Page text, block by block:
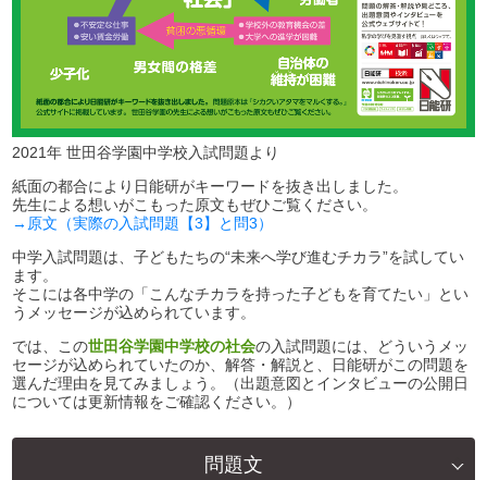
2021年 世田谷学園中学校入試問題より
紙面の都合により日能研がキーワードを抜き出しました。
先生による想いがこもった原文もぜひご覧ください。
→原文（実際の入試問題【3】と問3）
中学入試問題は、子どもたちの“未来へ学び進むチカラ”を試してい
ます。
そこには各中学の「こんなチカラを持った子どもを育てたい」とい
うメッセージが込められています。
では、この世田谷学園中学校の社会の入試問題には、どういうメッ
セージが込められていたのか、解答・解説と、日能研がこの問題を
選んだ理由を見てみましょう。（出題意図とインタビューの公開日
については更新情報をご確認ください。）
問題文